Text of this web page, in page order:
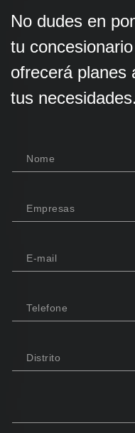
No dudes en
tu
ofrecerá planes
tus necesidades.
Nome
Empresas
E-mail
Telefone
Distrito